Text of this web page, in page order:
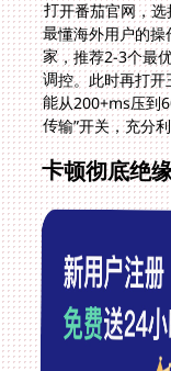
打开番茄官网，
最懂海外用户的
家，推荐2-3个最
调控。此时再打
能从200+ms压到
传输”开关，充分
卡顿彻底绝